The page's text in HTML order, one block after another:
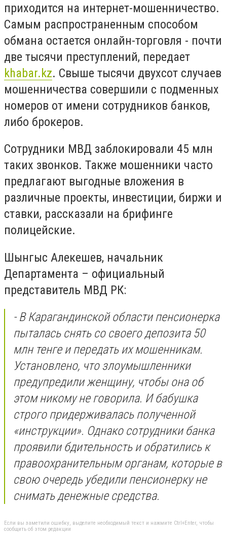
приходится на интернет-мошенничество.
Самым распространенным способом
обмана остается онлайн-торговля - почти
две тысячи преступлений, передает
khabar.kz. Свыше тысячи двухсот случаев
мошенничества совершили с подменных
номеров от имени сотрудников банков,
либо брокеров.
Сотрудники МВД заблокировали 45 млн
таких звонков. Также мошенники часто
предлагают выгодные вложения в
различные проекты, инвестиции, биржи и
ставки, рассказали на брифинге
полицейские.
Шынгыс Алекешев, начальник
Департамента – официальный
представитель МВД РК:
- В Карагандинской области пенсионерка
пыталась снять со своего депозита 50
млн тенге и передать их мошенникам.
Установлено, что злоумышленники
предупредили женщину, чтобы она об
этом никому не говорила. И бабушка
строго придерживалась полученной
«инструкции». Однако сотрудники банка
проявили бдительность и обратились к
правоохранительным органам, которые в
свою очередь убедили пенсионерку не
снимать денежные средства.
Если вы заметили ошибку, выделите необходимый текст и нажмите Ctrl+Enter, чтобы
сообщить об этом редакции